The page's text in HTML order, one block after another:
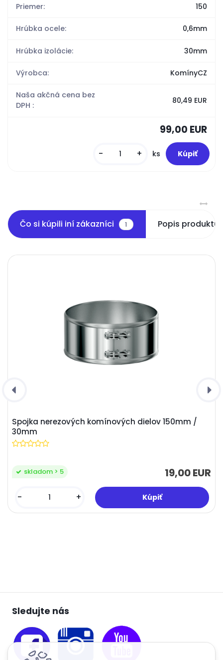
Priemer: 150
Hrúbka ocele: 0,6mm
Hrúbka izolácie: 30mm
Výrobca: KomínyCZ
Naša akčná cena bez
DPH :
80,49 EUR
99,00 EUR
- + ks
Čo si kúpili iní zákazníci 1 Popis produktu
Spojka nerezových komínových dielov 150mm /
30mm
19,00 EUR
skladom > 5
- +
Sledujte nás